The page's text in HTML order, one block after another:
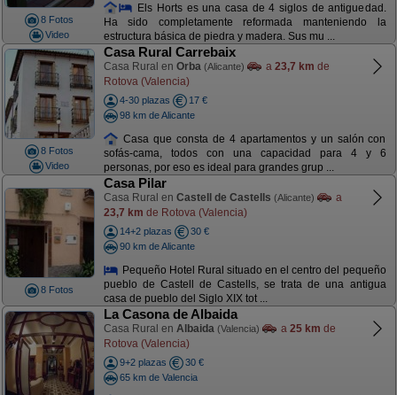
8 Fotos
Video
Els Horts es una casa de 4 siglos de antiguedad.
Ha sido completamente reformada manteniendo la
estructura básica de piedra y madera. Sus mu ...
8 Fotos
Video
Casa Rural Carrebaix
Casa Rural en Orba (Alicante) a 23,7 km de
Rotova (Valencia)
4-30 plazas
17 €
98 km de Alicante
Casa que consta de 4 apartamentos y un salón con
sofás-cama, todos con una capacidad para 4 y 6
personas, por eso es ideal para grandes grup ...
8 Fotos
Casa Pilar
Casa Rural en Castell de Castells (Alicante)
a
23,7 km de Rotova (Valencia)
14+2 plazas
30 €
90 km de Alicante
Pequeño Hotel Rural situado en el centro del pequeño
pueblo de Castell de Castells, se trata de una antigua
casa de pueblo del Siglo XIX tot ...
La Casona de Albaida
Casa Rural en Albaida (Valencia) a 25 km de
Rotova (Valencia)
9+2 plazas
30 €
65 km de Valencia